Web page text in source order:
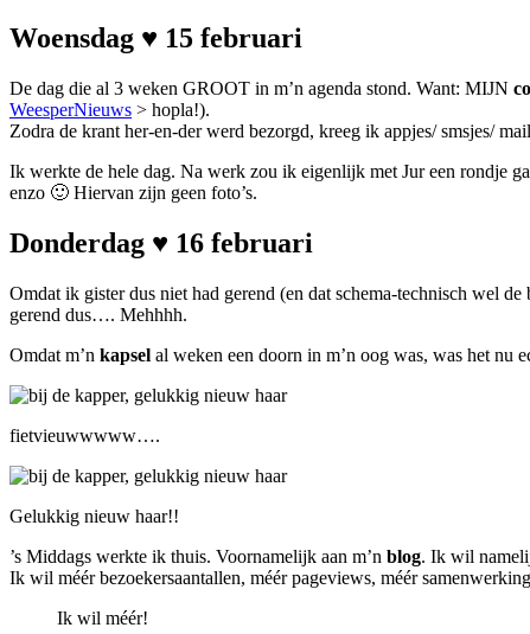
Woensdag ♥ 15 februari
De dag die al 3 weken GROOT in m’n agenda stond. Want: MIJN
WeesperNieuws > hopla!).
Zodra de krant her-en-der werd bezorgd, kreeg ik appjes/ smsjes/
Ik werkte de hele dag. Na werk zou ik eigenlijk met Jur een rondje
enzo 🙂 Hiervan zijn geen foto’s.
Donderdag ♥ 16 februari
Omdat ik gister dus niet had gerend (en dat schema-technisch wel
gerend dus…. Mehhhh.
Omdat m’n kapsel al weken een doorn in m’n oog was, was het nu
fietvieuwwwww….
Gelukkig nieuw haar!!
’s Middags werkte ik thuis. Voornamelijk aan m’n blog. Ik wil
Ik wil méér bezoekersaantallen, méér pageviews, méér
Ik wil méér!